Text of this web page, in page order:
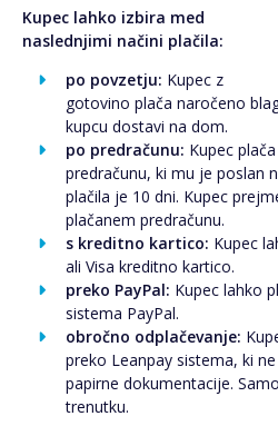
Kupec lahko izbira med
naslednjimi načini plačila:
po povzetju: Kupec z
gotovino plača naročeno
kupcu dostavi na dom.
po predračunu: Kupec
predračunu, ki mu je poslan
plačila je 10 dni. Kupec
plačanem predračunu.
s kreditno kartico: Kupec
ali Visa kreditno kartico.
preko PayPal: Kupec lahko
sistema PayPal.
obročno odplačevanje:
preko Leanpay sistema, ki
papirne dokumentacije.
trenutku.